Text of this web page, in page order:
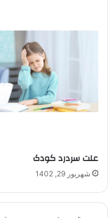
علت سردرد کودک
شهریور 29, 1402